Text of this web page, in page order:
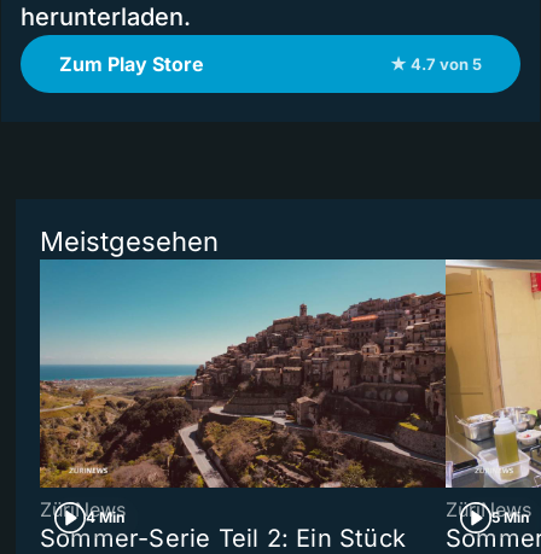
herunterladen.
Zum Play Store ★ 4.7 von 5
Meistgesehen
4 Min
ZüriNews
Sommer-Serie Teil 2: Ein Stück
5 Min
ZüriNews